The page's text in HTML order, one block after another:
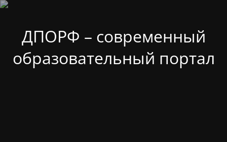
ДПОРФ – современный
образовательный портал